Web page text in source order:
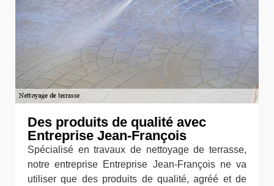
Des produits de qualité avec
Entreprise Jean-François
Spécialisé en travaux de nettoyage de terrasse,
notre entreprise Entreprise Jean-François ne va
utiliser que des produits de qualité, agréé et de